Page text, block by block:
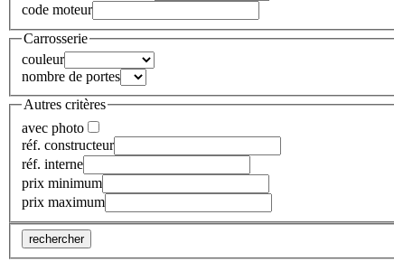
code moteur
Carrosserie
couleur
nombre de portes
Autres critères
avec photo
réf. constructeur
réf. interne
prix minimum
prix maximum
rechercher